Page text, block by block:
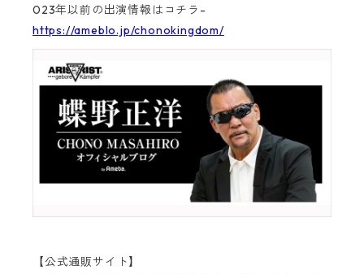
023年以前の出演情報はコチラ-
https://ameblo.jp/chonokingdom/
【公式通販サイト】